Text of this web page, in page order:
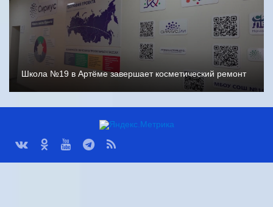
Школа №19 в Артёме завершает косметический ремонт